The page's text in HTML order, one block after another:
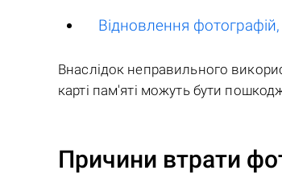
Відновлення
Внаслідок неправильного
карті пам'яті можуть бути
Причини втрати